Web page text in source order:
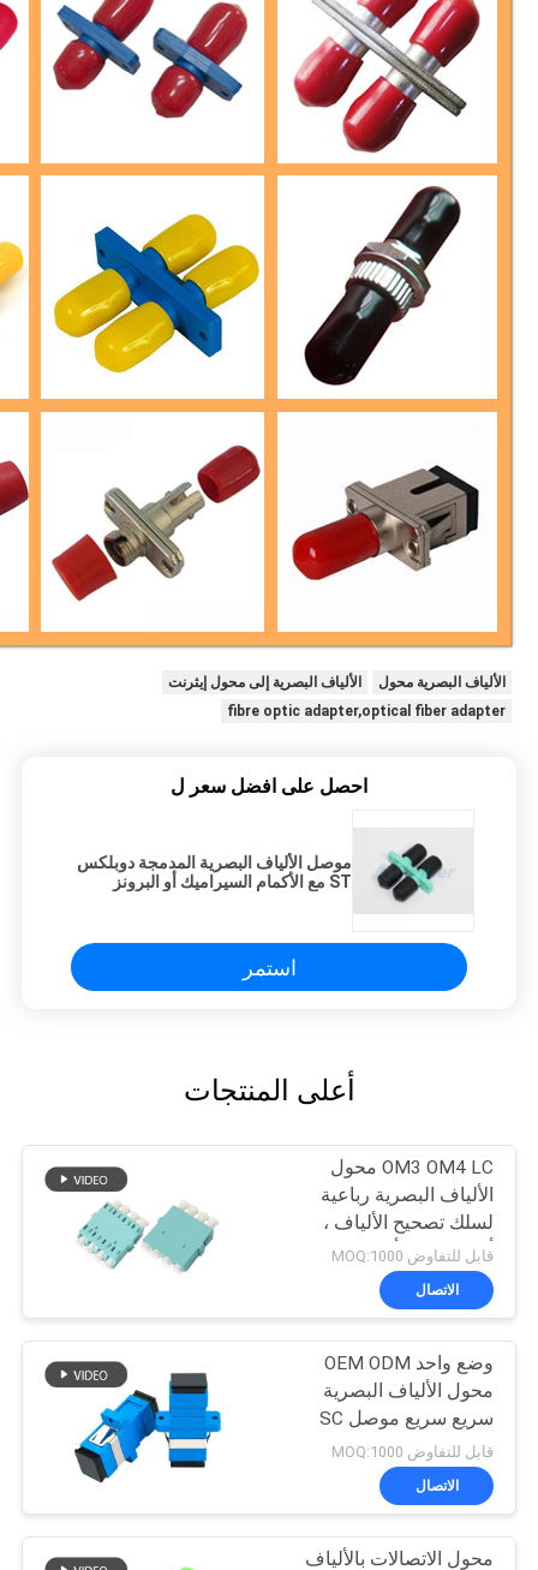
الألياف البصرية محول
الألياف البصرية إلى محول إيثرنت
fibre optic adapter,optical fiber adapter
احصل على افضل سعر ل
موصل الألياف البصرية المدمجة دوبلكس
ST مع الأكمام السيراميك أو البرونز
استمر
أعلى المنتجات
OM3 OM4 LC محول
الألياف البصرية رباعية
لسلك تصحيح الألياف ،
أزرق / بيج / أكوا
قابل للتفاوض MOQ:1000
الاتصال
وضع واحد OEM ODM
محول الألياف البصرية
سريع سريع موصل SC
دوبلكس
قابل للتفاوض MOQ:1000
الاتصال
محول الاتصالات بالألياف